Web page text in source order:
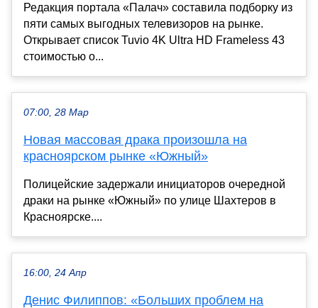
Редакция портала «Палач» составила подборку из
пяти самых выгодных телевизоров на рынке.
Открывает список Tuvio 4K Ultra HD Frameless 43
стоимостью о...
07:00, 28 Мар
Новая массовая драка произошла на
красноярском рынке «Южный»
Полицейские задержали инициаторов очередной
драки на рынке «Южный» по улице Шахтеров в
Красноярске....
16:00, 24 Апр
Денис Филиппов: «Больших проблем на